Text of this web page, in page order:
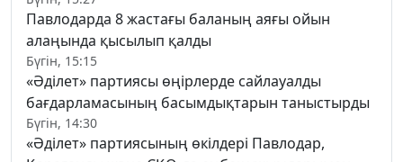
Павлодарда 8 жастағы баланың аяғы ойын
алаңында қысылып қалды
Бүгін, 15:15
«Әділет» партиясы өңірлерде сайлауалды
бағдарламасының басымдықтарын таныстырды
Бүгін, 14:30
«Әділет» партиясының өкілдері Павлодар,